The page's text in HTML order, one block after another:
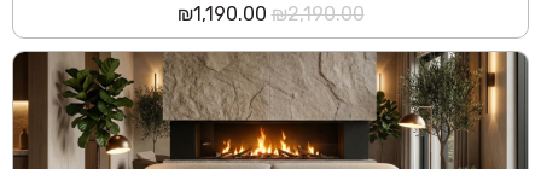
₪2,190.00
המחיר
המקורי
היה:
₪2,190.00.
₪1,190.00
הנוכחי
הוא:
₪1,190.00.